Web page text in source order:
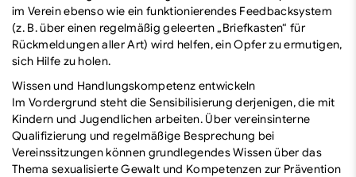
im Verein ebenso wie ein funktionierendes Feedbacksystem
(z. B. über einen regelmäßig geleerten „Briefkasten“ für
Rückmeldungen aller Art) wird helfen, ein Opfer zu ermutigen,
sich Hilfe zu holen.
Wissen und Handlungskompetenz entwickeln
Im Vordergrund steht die Sensibilisierung derjenigen, die mit
Kindern und Jugendlichen arbeiten. Über vereinsinterne
Qualifizierung und regelmäßige Besprechung bei
Vereinssitzungen können grundlegendes Wissen über das
Thema sexualisierte Gewalt und Kompetenzen zur Prävention